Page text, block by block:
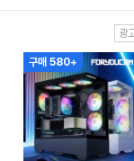
구매 580+